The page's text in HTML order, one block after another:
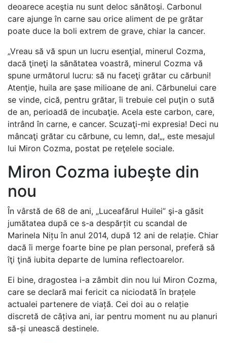
deoarece aceştia nu sunt deloc sănătoşi. Carbonul
care ajunge în carne sau orice aliment de pe grătar
poate duce la boli extrem de grave, chiar la cancer.
„Vreau să vă spun un lucru esenţial, minerul Cozma,
dacă ţineţi la sănătatea voastră, minerul Cozma vă
spune următorul lucru: să nu faceţi grătar cu cărbuni!
Atenţie, huila are şase milioane de ani. Cărbunelui care
se vinde, cică, pentru grătar, îi trebuie cel puţin o sută
de an, perioadă de incubaţie. Acela este carbon, care,
intrând în carne, e cancer. Scuzaţi-mi expresia! Deci nu
mâncaţi grătar cu cărbune, cu lemn, da!„, este mesajul
lui Miron Cozma, postat pe reţelele sociale.
Miron Cozma iubeşte din
nou
În vârstă de 68 de ani, „Luceafărul Huilei” şi-a găsit
jumătatea după ce s-a despărțit cu scandal de
Marinela Nițu în anul 2014, după 12 ani de relație. Chiar
dacă îi merge foarte bine pe plan personal, preferă să
îţi ţină iubita departe de lumina reflectoarelor.
Ei bine, dragostea i-a zâmbit din nou lui Miron Cozma,
care se declară mai fericit ca niciodată în brațele
actualei partenere de viață. Cei doi au o relație
discretă de câțiva ani, iar pentru moment nu au planuri
să-și unească destinele.